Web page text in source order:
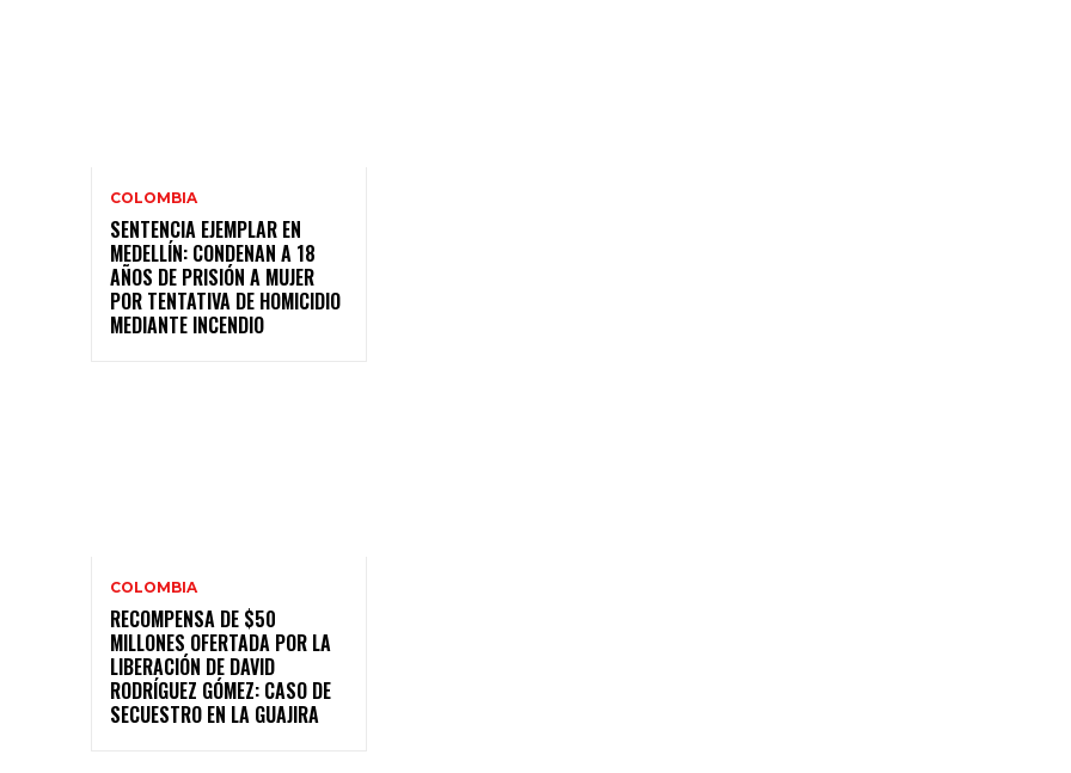
COLOMBIA
SENTENCIA EJEMPLAR EN
MEDELLÍN: CONDENAN A 18
AÑOS DE PRISIÓN A MUJER
POR TENTATIVA DE HOMICIDIO
MEDIANTE INCENDIO
COLOMBIA
RECOMPENSA DE $50
MILLONES OFERTADA POR LA
LIBERACIÓN DE DAVID
RODRÍGUEZ GÓMEZ: CASO DE
SECUESTRO EN LA GUAJIRA